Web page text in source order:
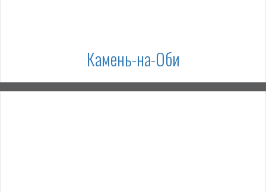
Камень-на-Оби